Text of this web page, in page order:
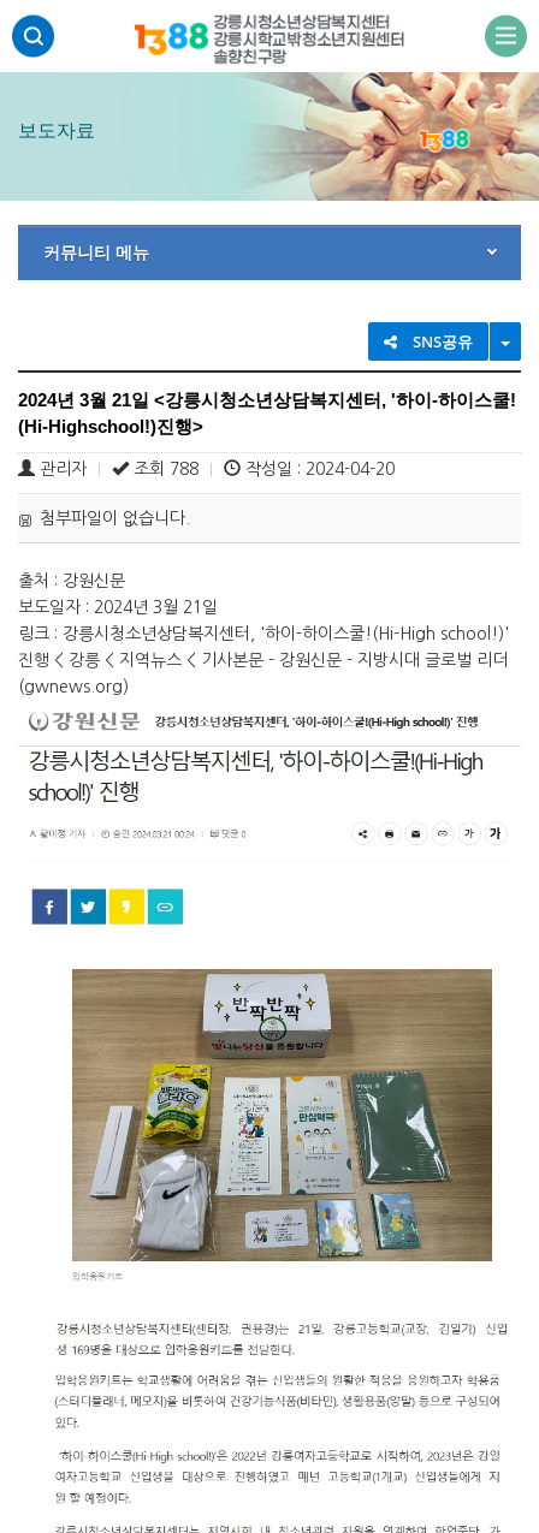
본문 바로가기
주메뉴 바로가기
하단 바로가기
보도자료
커뮤니티 메뉴
SNS공유
2024년 3월 21일 <강릉시청소년상담복지센터, '하이-하이스쿨!
(Hi-Highschool!)진행>
관리자 조회 788 작성일 : 2024-04-20
첨부파일이 없습니다.
출처 : 강원신문
보도일자 : 2024년 3월 21일
링크 : 강릉시청소년상담복지센터, '하이-하이스쿨!(Hi-High school!)'
진행 < 강릉 < 지역뉴스 < 기사본문 - 강원신문 - 지방시대 글로벌 리더
(gwnews.org)